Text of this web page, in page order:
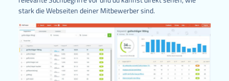
stark die Webseiten deiner Mitbewerber sind.